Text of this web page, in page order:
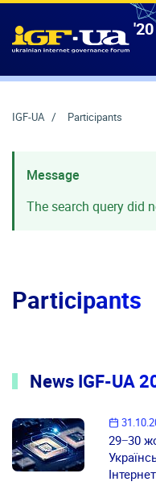
'20
IGF-UA Participants
Message
The search query did
Participants
News IGF-UA
29−30